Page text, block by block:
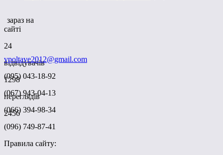
зараз на
сайті
24
відвідувачів
1298
переглядів
2456
vpoltave2012@gmail.com
(095) 043-18-92
(067) 943-04-13
(066) 394-98-34
(096) 749-87-41
Правила сайту: